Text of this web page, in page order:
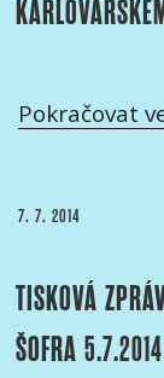
Pokračovat
PUBLIKOVÁNO
7. 7. 2014
TISKOVÁ
ŠOFRA 5.7.2014